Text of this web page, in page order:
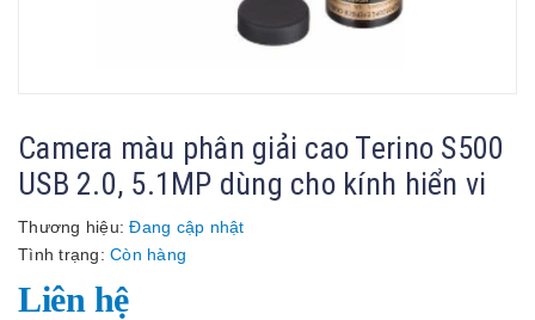
Camera màu phân giải cao Terino S500
USB 2.0, 5.1MP dùng cho kính hiển vi
Thương hiệu: Đang cập nhật
Tình trạng: Còn hàng
Liên hệ